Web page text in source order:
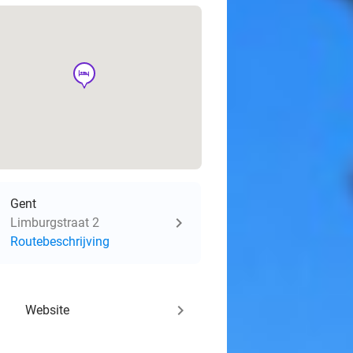
hotel
Gent
Limburgstraat 2
Routebeschrijving
Website keyboard_arrow_right